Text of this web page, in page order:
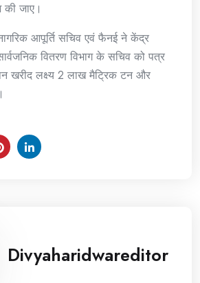
की जाए।
आपूर्ति सचिव एवं फैनई ने केंद्र
वितरण विभाग के सचिव को पत्र
खरीद लक्ष्य 2 लाख मैट्रिक टन और
Divyaharidwareditor